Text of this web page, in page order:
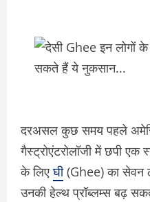
दरअसल कुछ समय पहले
गैस्ट्रोएंटरोलॉजी में छपी एक
के लिएघी(Ghee) का सेवन
उनकी हेल्थ प्रॉब्लम्स बढ़